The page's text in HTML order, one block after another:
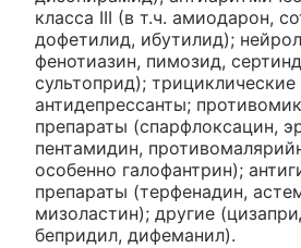
класса III (в т.ч. амиодарон,
дофетилид, ибутилид);
фенотиазин, пимозид,
сультоприд); трициклические
антидепрессанты;
препараты (спарфлоксацин,
пентамидин,
особенно галофантрин);
препараты (терфенадин,
мизоластин); другие
бепридил, дифеманил).